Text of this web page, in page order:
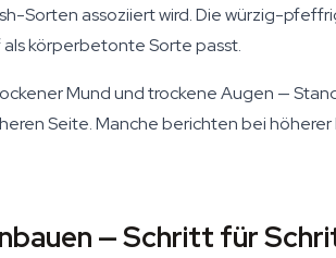
Sorten assoziiert wird. Die würzig-
körperbetonte Sorte passt.
Mund und trockene Augen —
Seite. Manche berichten bei
— Schritt für